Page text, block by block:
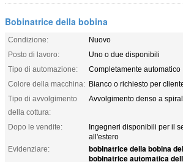
Bobinatrice della bobina
Condizione:
Nuovo
Posto di lavoro:
Uno o due disponibili
Tipo di automazione:
Completamente automatico
Colore della macchina: Bianco o richiesto per
Tipo di avvolgimento
della cottura:
Avvolgimento denso a
Dopo le vendite:
Ingegneri disponibili per il
all'estero
Evidenziare:
bobinatrice della bobina
bobinatrice automatica